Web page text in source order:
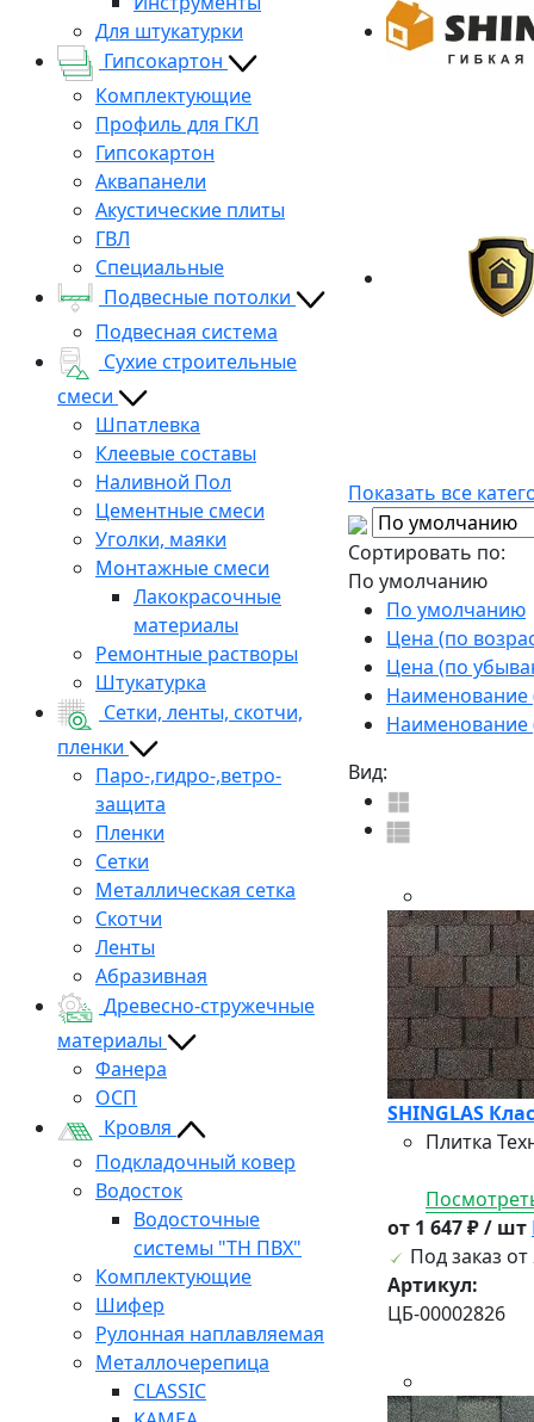
Для штукатурки
Гипсокартон
Комплектующие
Профиль для ГКЛ
Гипсокартон
Аквапанели
Акустические плиты
ГВЛ
Специальные
Подвесные потолки
Подвесная система
Сухие строительные
смеси
Шпатлевка
Клеевые составы
Наливной Пол
Цементные смеси
Уголки, маяки
Монтажные смеси
Лакокрасочные
материалы
Ремонтные растворы
Штукатурка
Сетки, ленты, скотчи,
пленки
Паро-,гидро-,ветро-
защита
Пленки
Сетки
Металлическая сетка
Скотчи
Ленты
Абразивная
Древесно-стружечные
материалы
Фанера
ОСП
Кровля
Подкладочный ковер
Водосток
Водосточные
системы "ТН ПВХ"
Комплектующие
Шифер
Рулонная наплавляемая
Металлочерепица
CLASSIC
Показать все
Сортировать по:
По умолчанию
По умолчанию
Цена (по
Цена (по
Наименование
Наименование
Вид:
SHINGLAS
Плитка
от 1 647 ₽ / шт
Под заказ от
Артикул:
ЦБ-00002826